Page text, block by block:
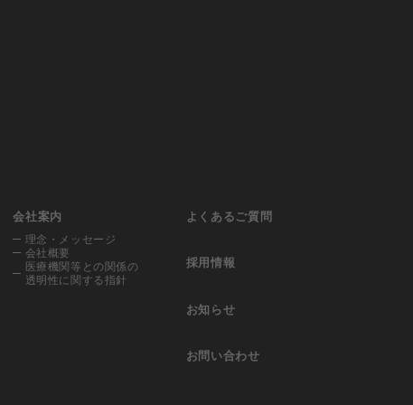
会社案内
理念・メッセージ
会社概要
医療機関等との 関係の
透明性に 関する指針
よくあるご質問
採用情報
お知らせ
お問い合わせ